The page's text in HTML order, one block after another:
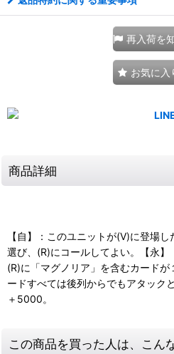
再入荷を
お気に入
商品詳細
【自】：このユニットが(V)に登場
選び、(R)にコールしてよい。【永
(R)に「マグノリア」を含むカード
ードすべては後列からでもアタック
＋5000。
この商品を買った人は、こん